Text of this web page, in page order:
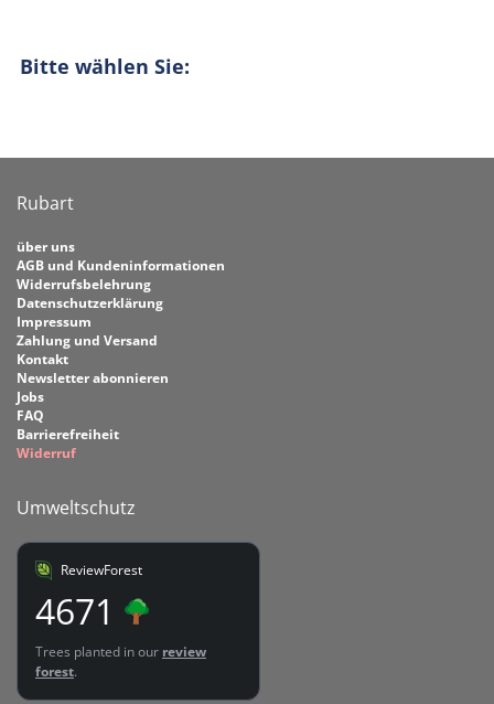
Bitte wählen Sie:
Rubart
über uns
AGB und Kundeninformationen
Widerrufsbelehrung
Datenschutzerklärung
Impressum
Zahlung und Versand
Kontakt
Newsletter abonnieren
Jobs
FAQ
Barrierefreiheit
Widerruf
Umweltschutz
ReviewForest
4671
Trees planted in our review
forest.